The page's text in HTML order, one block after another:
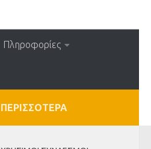
Πληροφορίες
ΠΕΡΙΣΣΌΤΕΡΑ